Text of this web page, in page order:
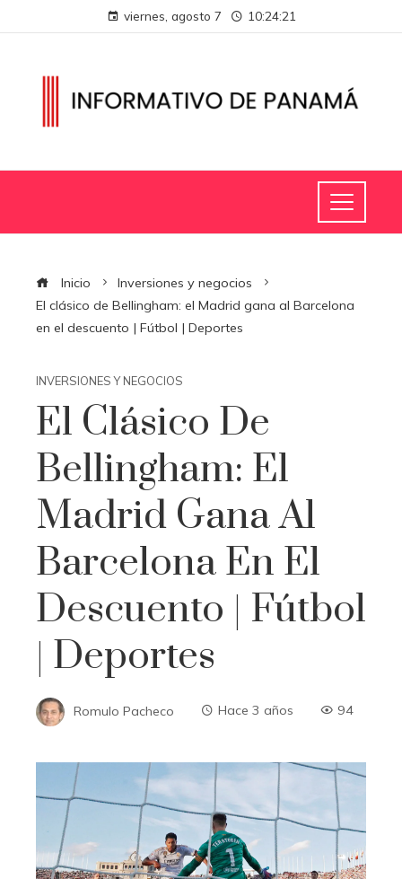
viernes, agosto 7 10:24:22
Inicio
Inversiones y negocios
El clásico de Bellingham: el Madrid gana al Barcelona
en el descuento | Fútbol | Deportes
INVERSIONES Y NEGOCIOS
El Clásico De
Bellingham: El
Madrid Gana Al
Barcelona En El
Descuento | Fútbol
| Deportes
Romulo Pacheco Hace 3 años 94